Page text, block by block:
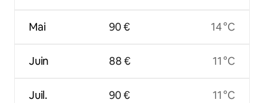
Mai
Juin
Juil.
90 €
88 €
90 €
14 °C
11 °C
11 °C